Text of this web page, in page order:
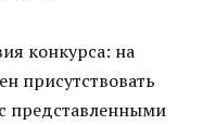
конкурса: на
присутствовать
представленными